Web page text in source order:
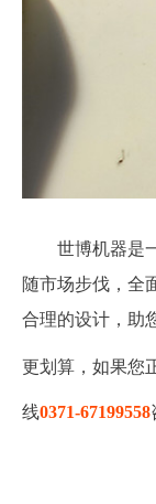
世博机器是
随市场步伐，全
合理的设计，助
更划算，如果您
线0371-67199558